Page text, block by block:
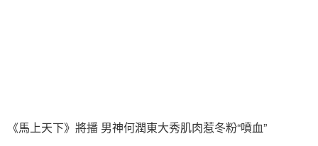
《馬上天下》將播 男神何潤東大秀肌肉惹冬粉“噴血”